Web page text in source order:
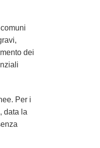
dei
Per i
data la